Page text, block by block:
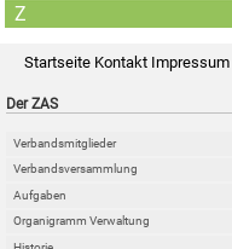
Z
Startseite Kontakt Impressum
Der ZAS
Verbandsmitglieder
Verbandsversammlung
Aufgaben
Organigramm Verwaltung